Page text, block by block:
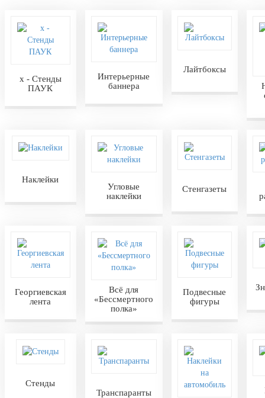
х - Стенды
ПАУК
Интерьерные
баннера
Лайтбоксы
Наклейки
Угловые
наклейки
Стенгазеты
Георгиевская
лента
Всё для
«Бессмертного
полка»
Подвесные
фигуры
Стенды
Транспаранты